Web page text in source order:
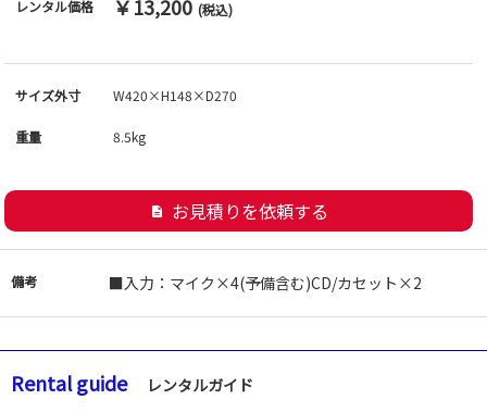
レンタル価格 ￥13,200 (税込)
サイズ外寸 W420×H148×D270
重量 8.5kg
description お見積りを依頼する
備考 ■入力：マイク×4(予備含む)CD/カセット×2
Rental guide レンタルガイド